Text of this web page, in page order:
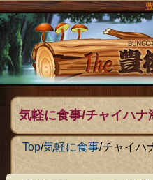
気軽に食事/チャイハナ
Top/気軽に食事/チャイハ
メニュー